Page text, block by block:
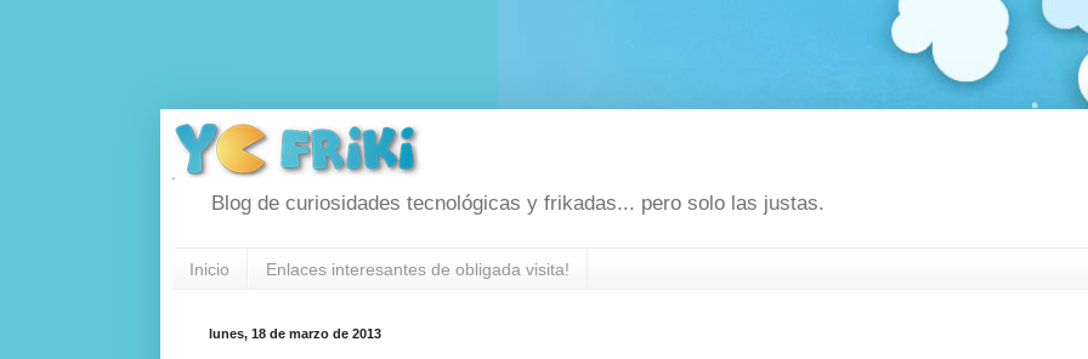
Blog de curiosidades tecnológicas y frikadas... pero solo las justas.
Inicio Enlaces interesantes de obligada visita!
lunes, 18 de marzo de 2013